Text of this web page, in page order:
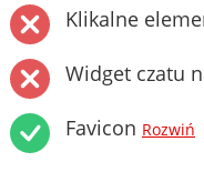
Klikalne
Widget czatu
Favicon Rozwiń